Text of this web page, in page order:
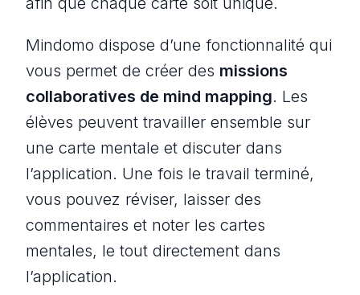
Mindomo dispose d’une fonctionnalité qui
vous permet de créer des missions
collaboratives de mind mapping. Les
élèves peuvent travailler ensemble sur
une carte mentale et discuter dans
l’application. Une fois le travail terminé,
vous pouvez réviser, laisser des
commentaires et noter les cartes
mentales, le tout directement dans
l’application.